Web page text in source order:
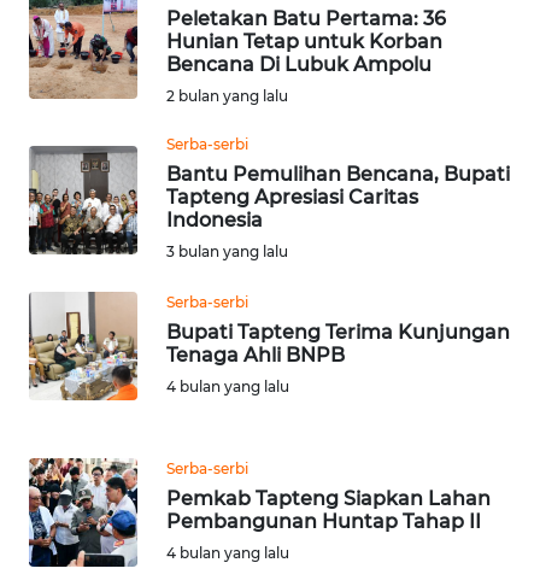
Peletakan Batu Pertama: 36
Hunian Tetap untuk Korban
Bencana Di Lubuk Ampolu
2 bulan yang lalu
Serba-serbi
Bantu Pemulihan Bencana, Bupati
Tapteng Apresiasi Caritas
Indonesia
3 bulan yang lalu
Serba-serbi
Bupati Tapteng Terima Kunjungan
Tenaga Ahli BNPB
4 bulan yang lalu
Serba-serbi
Pemkab Tapteng Siapkan Lahan
Pembangunan Huntap Tahap II
4 bulan yang lalu
BERITA
KONTAK
KAMI
INFO
IKLAN
TENTANG
PEDOMAN
MEDIA
SIBER
REDAKSI
KARIR